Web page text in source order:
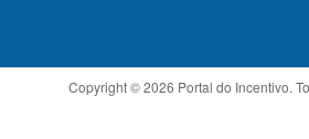
Copyright © 2026 Portal do Incentivo.